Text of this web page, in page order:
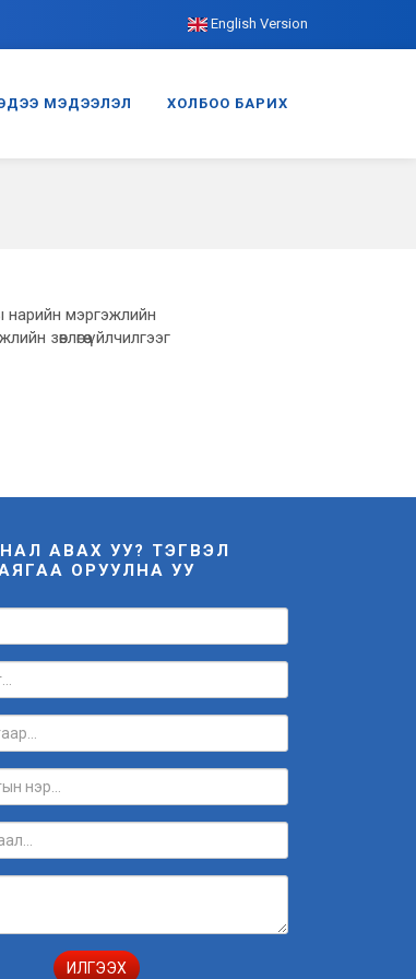
English Version
МЭДЭЭЛЭЛ ХОЛБОО БАРИХ
мэргэжлийн
зөвлөгөө үйлчилгээг
АВАХ УУ? ТЭГВЭЛ
ОРУУЛНА УУ
ИЛГЭЭХ